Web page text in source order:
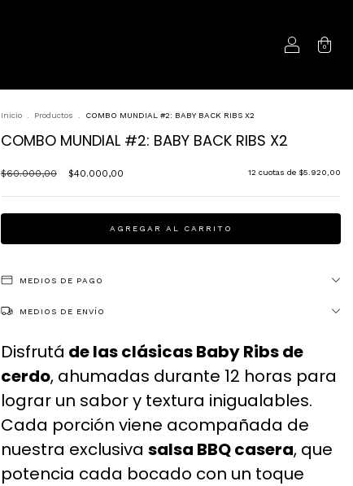
0
Inicio Productos COMBO MUNDIAL #2: BABY BACK RIBS X2
COMBO MUNDIAL #2: BABY BACK RIBS X2
$60.000,00 $40.000,00 12 cuotas de $5.920,00
MEDIOS DE PAGO
MEDIOS DE ENVÍO
Disfrutá de las clásicas Baby Ribs de
cerdo, ahumadas durante 12 horas para
lograr un sabor y textura inigualables.
Cada porción viene acompañada de
nuestra exclusiva salsa BBQ casera, que
potencia cada bocado con un toque